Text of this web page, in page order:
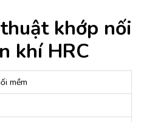
khớp nối
khí HRC
mềm